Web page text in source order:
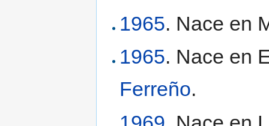
1965. Nace en
1965. Nace en
Ferreño.